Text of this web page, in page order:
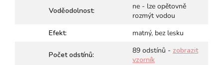
Voděodolnost:
ne - lze opětovně
rozmýt vodou
Efekt:
matný, bez lesku
Počet odstínů: 89 odstínů - zobrazit
vzorník